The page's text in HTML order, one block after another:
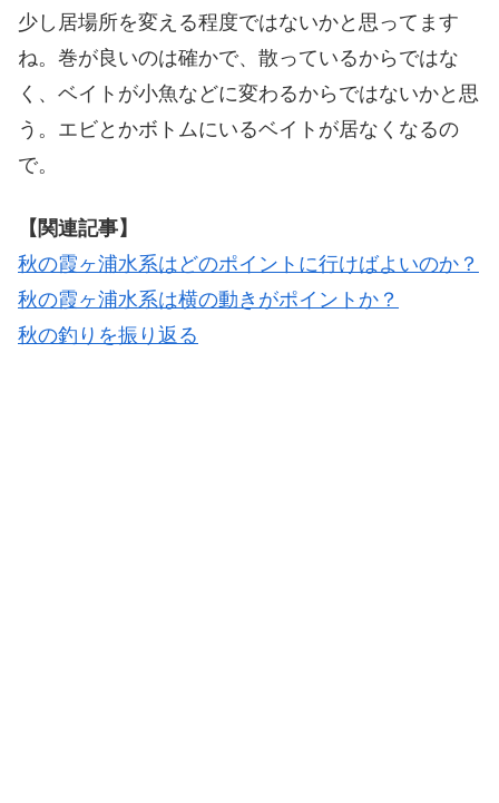
少し居場所を変える程度ではないかと思ってます
ね。巻が良いのは確かで、散っているからではな
く、ベイトが小魚などに変わるからではないかと思
う。エビとかボトムにいるベイトが居なくなるの
で。
【関連記事】
秋の霞ヶ浦水系はどのポイントに行けばよいのか？
秋の霞ヶ浦水系は横の動きがポイントか？
秋の釣りを振り返る